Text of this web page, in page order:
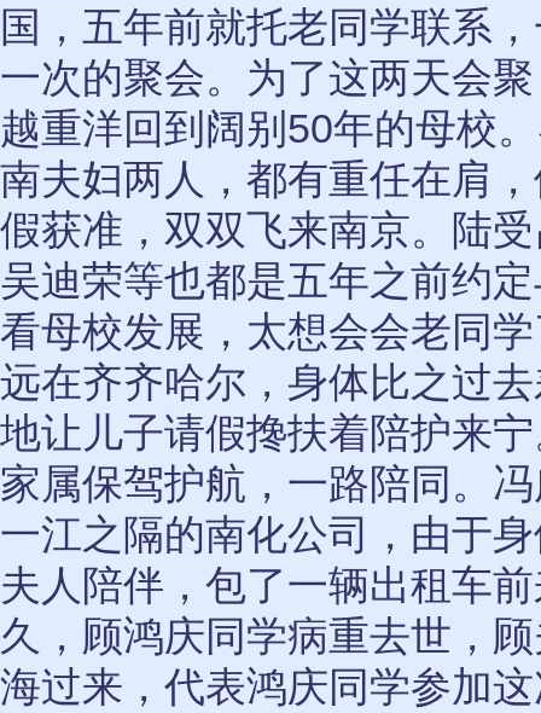
国，五年前就托老同学联系
一次的聚会。为了这两天会
越重洋回到阔别50年的母校
南夫妇两人，都有重任在肩
假获准，双双飞来南京。陆
吴迪荣等也都是五年之前约
看母校发展，太想会会老同
远在齐齐哈尔，身体比之过
地让儿子请假搀扶着陪护来
家属保驾护航，一路陪同。
一江之隔的南化公司，由于
夫人陪伴，包了一辆出租车
久，顾鸿庆同学病重去世，
海过来，代表鸿庆同学参加